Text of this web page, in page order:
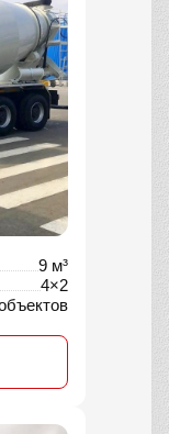
12 м³
Миксер